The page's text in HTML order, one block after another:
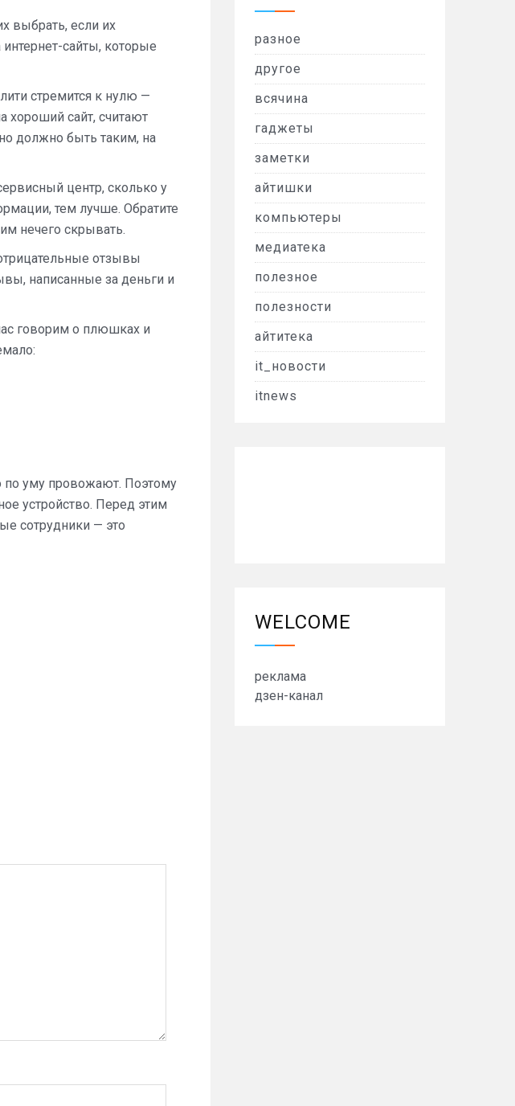
выбрать, если их
сайты, которые
стремится к нулю —
хороший сайт, считают
должно быть таким, на
центр, сколько у
тем лучше. Обратите
нечего скрывать.
отзывы
написанные за деньги и
говорим о плюшках и
по уму провожают. Поэтому
устройство. Перед этим
сотрудники — это
разное
другое
всячина
гаджеты
заметки
айтишки
компьютеры
медиатека
полезное
полезности
айтитека
it_новости
itnews
WELCOME
реклама
дзен-канал